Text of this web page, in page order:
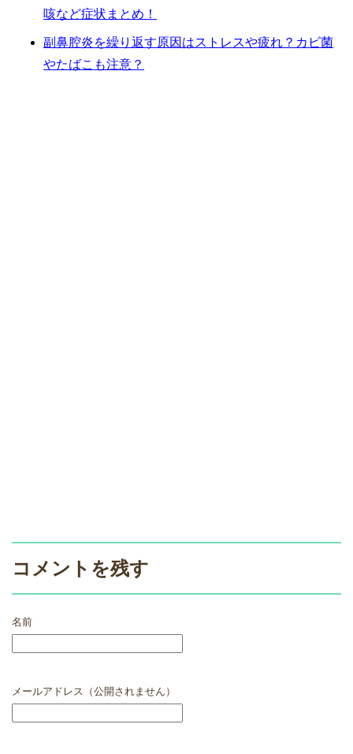
咳など症状まとめ！
副鼻腔炎を繰り返す原因はストレスや疲れ？カビ菌
やたばこも注意？
コメントを残す
名前
メールアドレス（公開されません）